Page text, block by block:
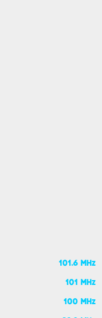
101.6 MHz
101 MHz
100 MHz